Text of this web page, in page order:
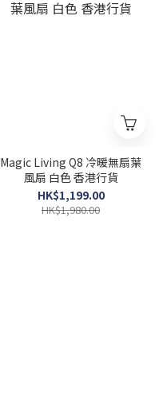
Magic Living Q8 冷暖無扇葉
風扇 白色 香港行貨
HK$1,199.00
HK$1,980.00